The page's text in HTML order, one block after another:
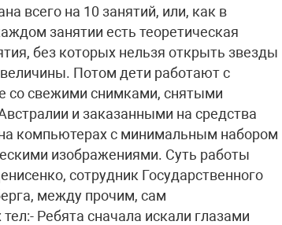
всего на 10 занятий, или, как в
занятии есть теоретическая
без которых нельзя открыть звезды
Потом дети работают с
со свежими снимками, снятыми
и заказанными на средства
компьютерах с минимальным набором
изображениями. Суть работы
сотрудник Государственного
между прочим, сам
Ребята сначала искали глазами